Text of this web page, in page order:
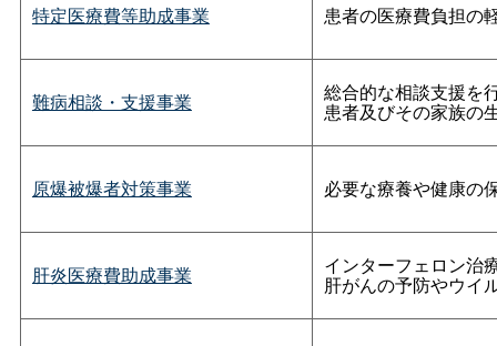
特定医療費等助成事業 患者の医療費負担の
難病相談・支援事業 総合的な相談支援を
患者及びその家族の
原爆被爆者対策事業 必要な療養や健康の
肝炎医療費助成事業 インターフェロン治
肝がんの予防やウイ